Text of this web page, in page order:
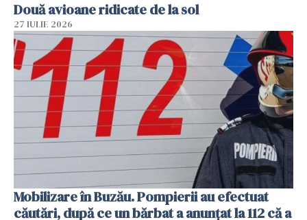
Două avioane ridicate de la sol
27 IULIE 2026
Mobilizare în Buzău. Pompierii au efectuat
căutări, după ce un bărbat a anunțat la 112 că a